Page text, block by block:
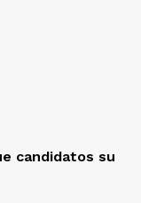
candidatos su